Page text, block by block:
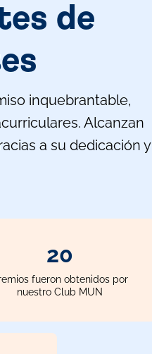
de
inquebrantable,
Alcanzan
a su dedicación y
26
fueron obtenidos por
nuestro Club MUN